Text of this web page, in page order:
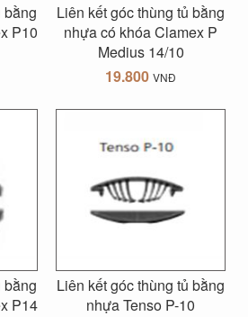
bằng
P10
Liên kết góc thùng tủ bằng
nhựa có khóa Clamex P
Medius 14/10
19.800 VNĐ
bằng
P14
Liên kết góc thùng tủ bằng
nhựa Tenso P-10